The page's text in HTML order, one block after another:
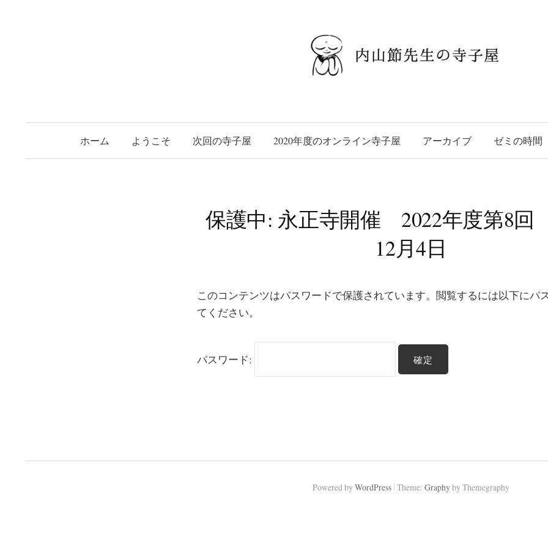
キ
プ
ホーム ようこそ 次回の寺子屋 2020年度のオンライン寺子屋 アーカイブ ゼミの時間
保護中: 永正寺開催 2022年度第8回
12月4日
このコンテンツはパスワードで保護されています。閲覧するには以下にパ
てください。
パスワード:
Powered by WordPress | Theme: Graphyby Themegraphy